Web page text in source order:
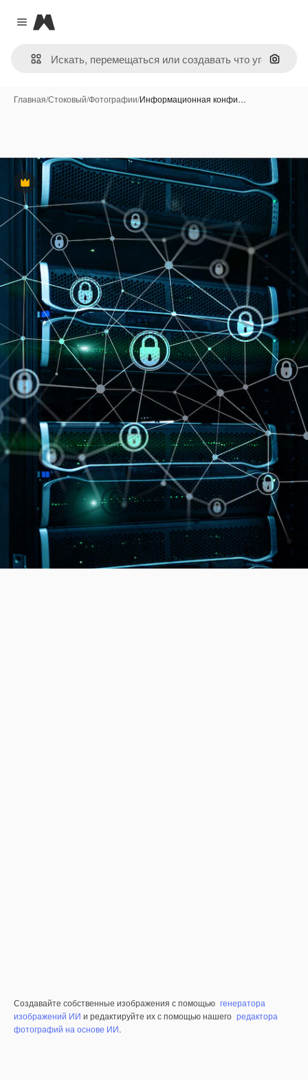
Close menu
Magnific
Поиск
Главная/Стоковый/Фотографии/Информационная конфи…
Премиум
Создавайте собственные изображения с помощью генератора
изображений ИИ и редактируйте их с помощью нашего редактора
фотографий на основе ИИ.